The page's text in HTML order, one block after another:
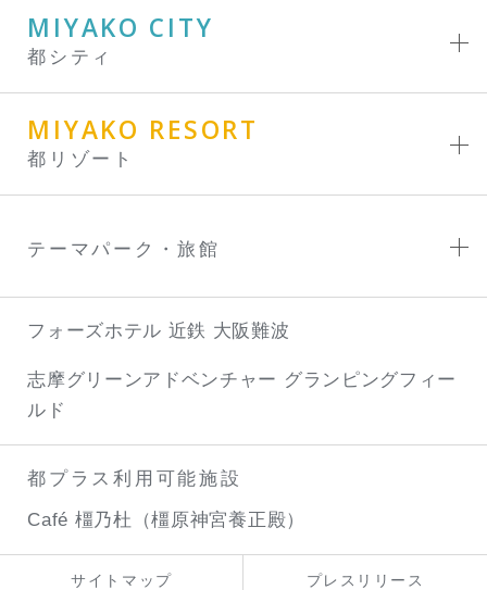
MIYAKO CITY
都シティ
MIYAKO RESORT
都リゾート
テーマパーク・旅館
フォーズホテル 近鉄 大阪難波
志摩グリーンアドベンチャー グランピングフィー
ルド
都プラス利用可能施設
Café 橿乃杜（橿原神宮養正殿）
サイトマップ プレスリリース